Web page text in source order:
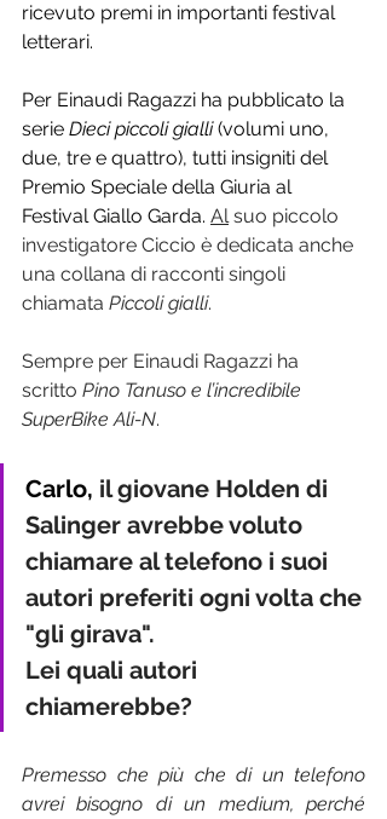
ricevuto premi in importanti festival
letterari.
Per Einaudi Ragazzi ha pubblicato la
serie Dieci piccoli gialli (volumi uno,
due, tre e quattro), tutti insigniti del
Premio Speciale della Giuria al
Festival Giallo Garda. Al suo piccolo
investigatore Ciccio è dedicata anche
una collana di racconti singoli
chiamata Piccoli gialli.
Sempre per Einaudi Ragazzi ha
scritto Pino Tanuso e l’incredibile
SuperBike Ali-N.
Carlo, il giovane Holden di
Salinger avrebbe voluto
chiamare al telefono i suoi
autori preferiti ogni volta che
"gli girava".
Lei quali autori
chiamerebbe?
Premesso che più che di un telefono
avrei bisogno di un medium, perché